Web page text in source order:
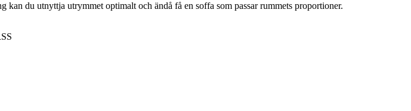
du utnyttja utrymmet optimalt och ändå få en soffa som passar rummets proportioner.